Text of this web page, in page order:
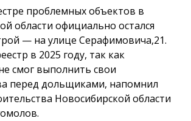
проблемных объектов в
области официально остался
— на улице Серафимовича,21.
в 2025 году, так как
смог выполнить свои
перед дольщиками, напомнил
Новосибирской области